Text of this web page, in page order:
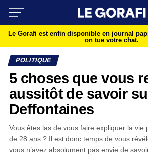
Le Gorafi est enfin disponible en journal
on tue votre chat.
POLITIQUE
5 choses que vous
aussitôt de savoir
Deffontaines
Vous êtes las de vous faire expliquer la vie
de 28 ans ? Il est donc temps de vous
vous n’avez absolument pas envie de